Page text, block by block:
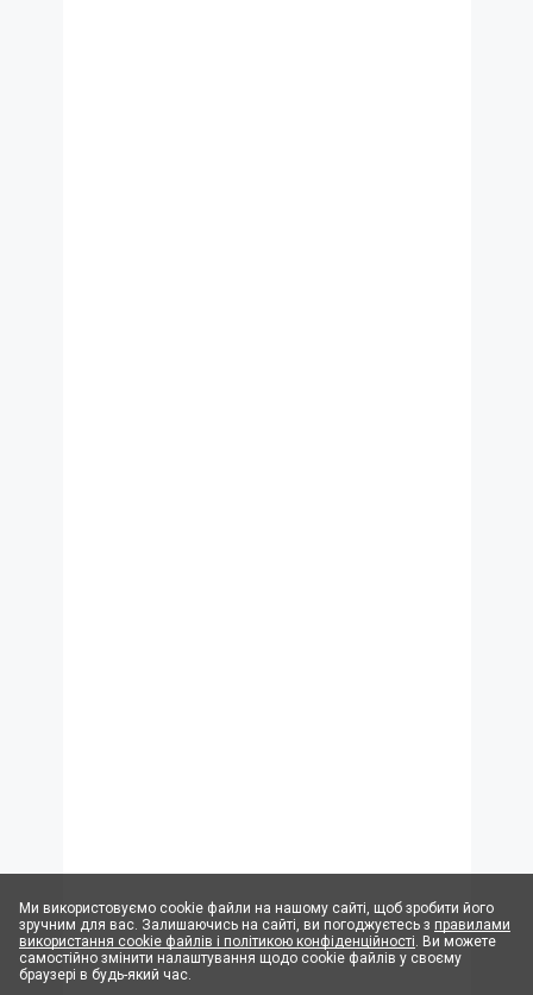
Ми використовуємо cookie файли на нашому сайті, щоб зробити його
зручним для вас. Залишаючись на сайті, ви погоджуєтесь з правилами
використання cookie файлів і політикою конфіденційності. Ви можете
самостійно змінити налаштування щодо cookie файлів у своєму
браузері в будь-який час.